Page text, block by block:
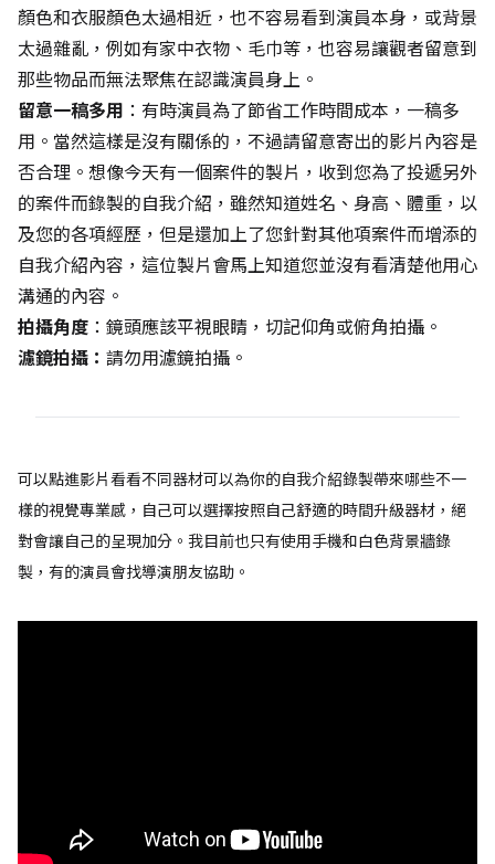
顏色和衣服顏色太過相近，也不容易看到演員本身，或背景
太過雜亂，例如有家中衣物、毛巾等，也容易讓觀者留意到
那些物品而無法聚焦在認識演員身上。
留意一稿多用 ：有時演員為了節省工作時間成本，一稿多
用。當然這樣是沒有關係的，不過請留意寄出的影片內容是
否合理。想像今天有一個案件的製片，收到您為了投遞另外
的案件而錄製的自我介紹，雖然知道姓名、身高、體重，以
及您的各項經歷，但是還加上了您針對其他項案件而增添的
自我介紹內容，這位製片會馬上知道您並沒有看清楚他用心
溝通的內容。
拍攝角度 ：鏡頭應該平視眼睛，切記仰角或俯角拍攝。
濾鏡拍攝： 請勿用濾鏡拍攝。
可以點進影片看看不同器材可以為你的自我介紹錄製帶來哪些不一
樣的視覺專業感，自己可以選擇按照自己舒適的時間升級器材，絕
對會讓自己的呈現加分。我目前也只有使用手機和白色背景牆錄
製，有的演員會找導演朋友協助。